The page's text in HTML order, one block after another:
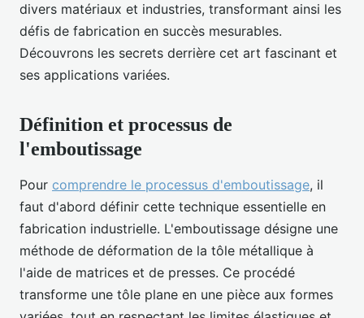
divers matériaux et industries, transformant ainsi les
défis de fabrication en succès mesurables.
Découvrons les secrets derrière cet art fascinant et
ses applications variées.
Définition et processus de
l'emboutissage
Pour comprendre le processus d'emboutissage, il
faut d'abord définir cette technique essentielle en
fabrication industrielle. L'emboutissage désigne une
méthode de déformation de la tôle métallique à
l'aide de matrices et de presses. Ce procédé
transforme une tôle plane en une pièce aux formes